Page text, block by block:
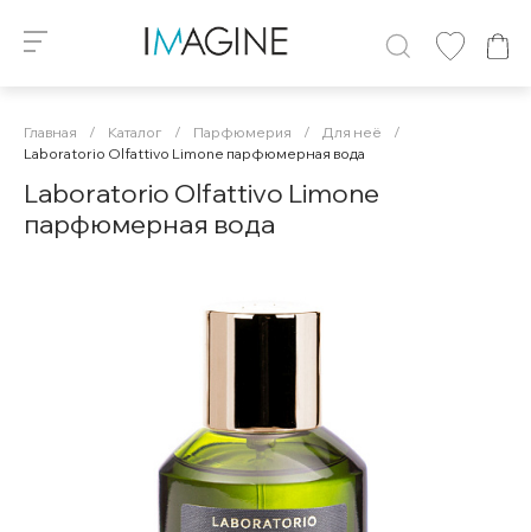
Главная / Каталог / Парфюмерия / Для неё
/
Laboratorio Olfattivo Limone парфюмерная вода
Laboratorio Olfattivo Limone
парфюмерная вода